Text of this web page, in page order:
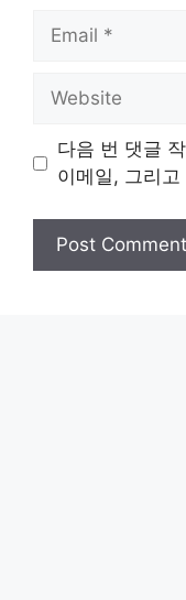
Email
Website
다음 번 댓글
이메일, 그리